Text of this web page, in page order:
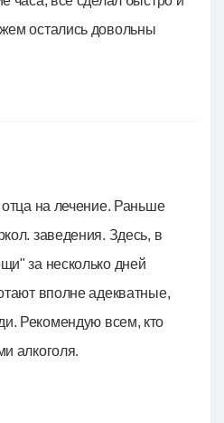
остались довольны
отца на лечение. Раньше
заведения. Здесь, в
за несколько дней
вполне адекватные,
Рекомендую всем, кто
алкоголя.